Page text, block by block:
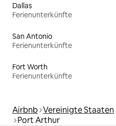
Dallas
Ferienunterkünfte
San Antonio
Ferienunterkünfte
Fort Worth
Ferienunterkünfte
Airbnb Vereinigte Staaten
Port Arthur